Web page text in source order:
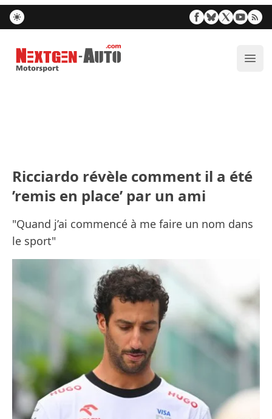
Nextgen-Auto.com
Ricciardo révèle comment il a été
’remis en place’ par un ami
"Quand j’ai commencé à me faire un nom dans
le sport"